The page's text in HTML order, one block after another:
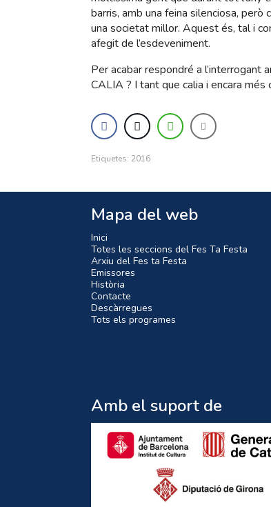
barris, amb una feina silenciosa,
una societat millor. Aquest és, tal i
afegit de l’esdeveniment.
Per acabar respondré a
CALIA ? I tant que calia i encara més
Etiquetes: 2016
Mapa del web
Inici
Totes les seccions del Fes Ta Festa
Arxiu del Fes ta Festa
Emissores
Història
Contacte
Descàrregues
Tots els programes
Amb el suport de